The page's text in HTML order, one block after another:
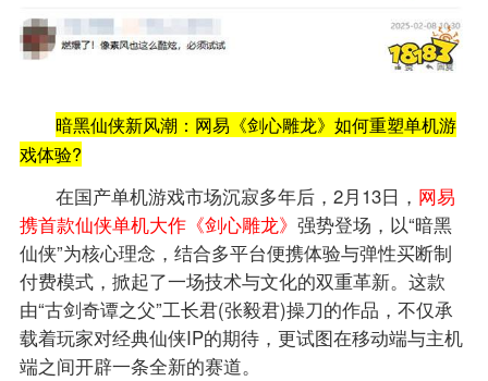
暗黑仙侠新风潮：网易《剑心雕龙》如何重塑单机游
戏体验?
在国产单机游戏市场沉寂多年后，2月13日， 网易
携首款仙侠单机大作《剑心雕龙》 强势登场，以“暗黑
仙侠”为核心理念，结合多平台便携体验与弹性买断制
付费模式，掀起了一场技术与文化的双重革新。这款
由“古剑奇谭之父”工长君(张毅君)操刀的作品，不仅承
载着玩家对经典仙侠IP的期待，更试图在移动端与主机
端之间开辟一条全新的赛道。